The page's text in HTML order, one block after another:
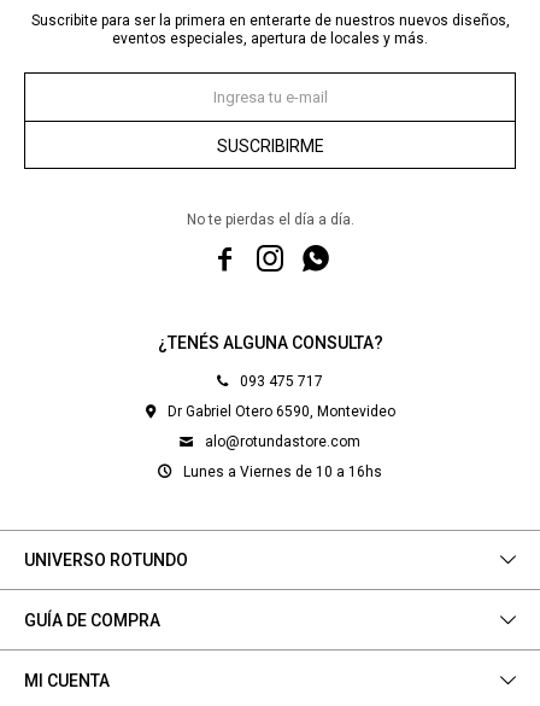
¿TENÉS ALGUNA CONSULTA?
093 475 717
Dr Gabriel Otero 6590, Montevideo
alo@rotundastore.com
Lunes a Viernes de 10 a 16hs
UNIVERSO ROTUNDO
GUÍA DE COMPRA
MI CUENTA
Suscribite para ser la primera en enterarte de nuestros nuevos diseños,
eventos especiales, apertura de locales y más.
SUSCRIBIRME
No te pierdas el día a día.
  